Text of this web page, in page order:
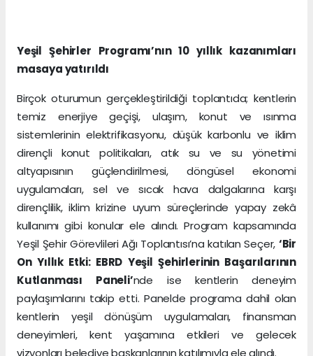
Yeşil Şehirler Programı’nın 10 yıllık kazanımları
masaya yatırıldı
Birçok oturumun gerçekleştirildiği toplantıda; kentlerin
temiz enerjiye geçişi, ulaşım, konut ve ısınma
sistemlerinin elektrifikasyonu, düşük karbonlu ve iklim
dirençli konut politikaları, atık su ve su yönetimi
altyapısının güçlendirilmesi, döngüsel ekonomi
uygulamaları, sel ve sıcak hava dalgalarına karşı
dirençlilik, iklim krizine uyum süreçlerinde yapay zekâ
kullanımı gibi konular ele alındı. Program kapsamında
Yeşil Şehir Görevlileri Ağı Toplantısı’na katılan Seçer, ‘Bir
On Yıllık Etki: EBRD Yeşil Şehirlerinin Başarılarının
Kutlanması Paneli’nde ise kentlerin deneyim
paylaşımlarını takip etti. Panelde programa dahil olan
kentlerin yeşil dönüşüm uygulamaları, finansman
deneyimleri, kent yaşamına etkileri ve gelecek
vizyonları belediye başkanlarının katılımıyla ele alındı.